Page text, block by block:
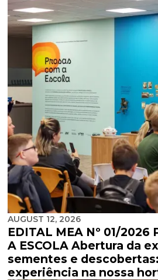
AUGUST 12, 2026
EDITAL MEA Nº 01/2026
A ESCOLA Abertura da
sementes e
experiência na nossa